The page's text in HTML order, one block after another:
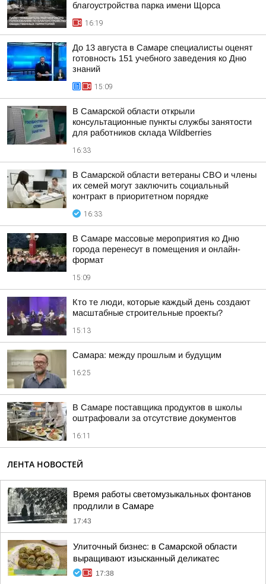
благоустройства парка имени Щорса
16:19
До 13 августа в Самаре специалисты оценят
готовность 151 учебного заведения ко Дню
знаний
15:09
В Самарской области открыли
консультационные пункты службы занятости
для работников склада Wildberries
16:33
В Самарской области ветераны СВО и члены
их семей могут заключить социальный
контракт в приоритетном порядке
16:33
В Самаре массовые мероприятия ко Дню
города перенесут в помещения и онлайн-
формат
15:09
Кто те люди, которые каждый день создают
масштабные строительные проекты?
15:13
Самара: между прошлым и будущим
16:25
В Самаре поставщика продуктов в школы
оштрафовали за отсутствие документов
16:11
ЛЕНТА НОВОСТЕЙ
Время работы светомузыкальных фонтанов
продлили в Самаре
17:43
Улиточный бизнес: в Самарской области
выращивают изысканный деликатес
17:38